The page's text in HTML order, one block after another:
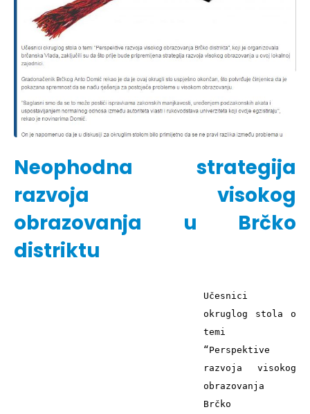
Neophodna strategija
razvoja visokog
obrazovanja u Brčko
distriktu
Učesnici
okruglog stola o
temi
“Perspektive
razvoja visokog
obrazovanja
Brčko